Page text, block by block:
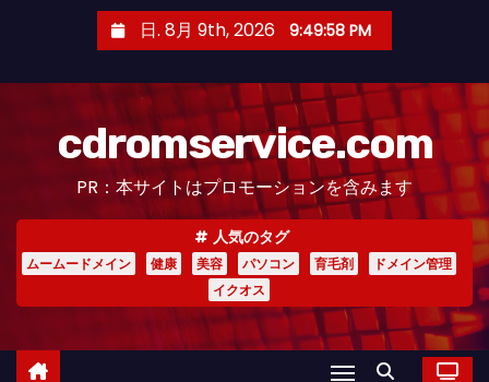
日. 8月 9th, 2026 9:50:00 PM
cdromservice.com
PR：本サイトはプロモーションを含みます
人気のタグ
ムームードメイン 健康 美容 パソコン 育毛剤
ドメイン管理
イクオス